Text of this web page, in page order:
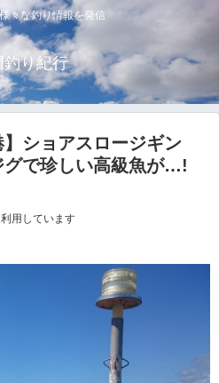
々な釣り情報を発信
釣り紀行
】ショアスロージギン
グで珍しい高級魚が…!
用しています